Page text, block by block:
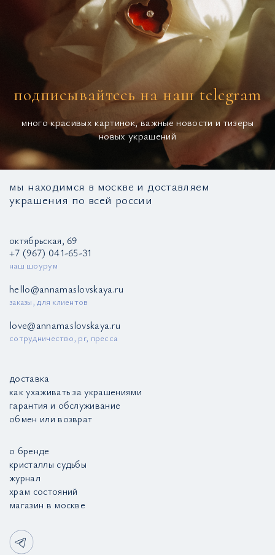
подписывайтесь на наш telegram
много красивых картинок, важные новости и тизеры
новых украшений
мы находимся в москве и доставляем
украшения по всей россии
октябрьская, 69
+7 (967) 041-65-31
наш шоурум
hello@annamaslovskaya.ru
заказы, для клиентов
love@annamaslovskaya.ru
сотрудничество, pr, пресса
доставка
как ухаживать за украшениями
гарантия и обслуживание
обмен или возврат
о бренде
кристаллы судьбы
журнал
храм состояний
магазин в москве